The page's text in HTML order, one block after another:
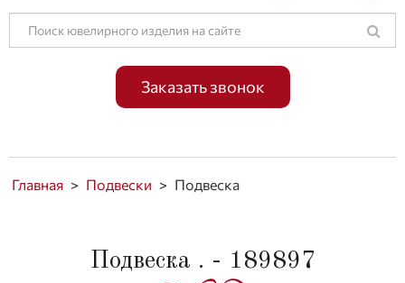
Заказать звонок
Главная > Подвески > Подвеска
Подвеска . - 189897